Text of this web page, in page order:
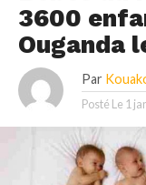
3600
Ouganda
Par
Posté Le 1